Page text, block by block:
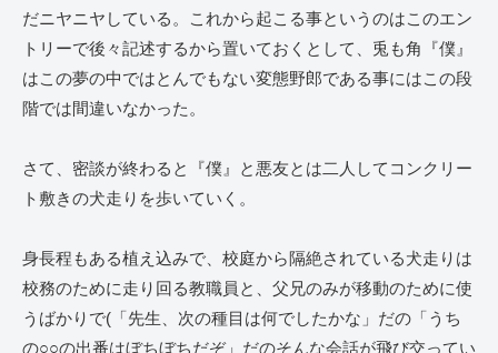
だニヤニヤしている。これから起こる事というのはこのエン
トリーで後々記述するから置いておくとして、兎も角『僕』
はこの夢の中ではとんでもない変態野郎である事にはこの段
階では間違いなかった。
さて、密談が終わると『僕』と悪友とは二人してコンクリー
ト敷きの犬走りを歩いていく。
身長程もある植え込みで、校庭から隔絶されている犬走りは
校務のために走り回る教職員と、父兄のみが移動のために使
うばかりで(「先生、次の種目は何でしたかな」だの「うち
の○○の出番はぼちぼちだぞ」だのそんな会話が飛び交ってい